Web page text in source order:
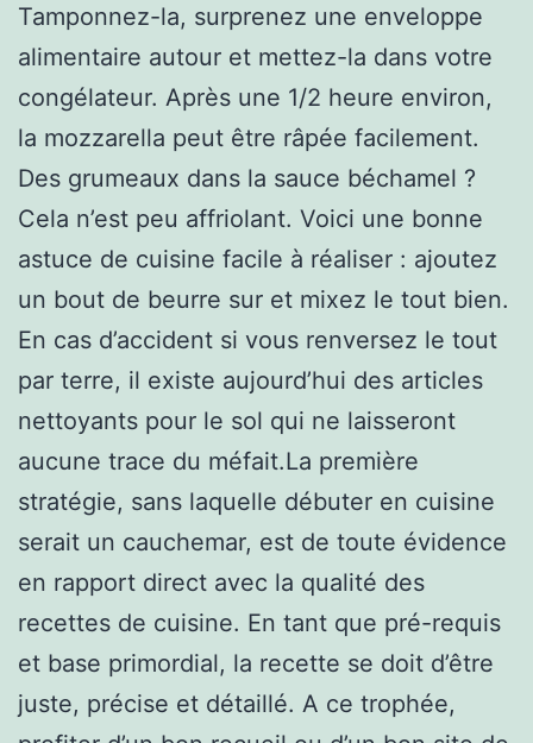
Tamponnez-la, surprenez une enveloppe
alimentaire autour et mettez-la dans votre
congélateur. Après une 1/2 heure environ,
la mozzarella peut être râpée facilement.
Des grumeaux dans la sauce béchamel ?
Cela n’est peu affriolant. Voici une bonne
astuce de cuisine facile à réaliser : ajoutez
un bout de beurre sur et mixez le tout bien.
En cas d’accident si vous renversez le tout
par terre, il existe aujourd’hui des articles
nettoyants pour le sol qui ne laisseront
aucune trace du méfait.La première
stratégie, sans laquelle débuter en cuisine
serait un cauchemar, est de toute évidence
en rapport direct avec la qualité des
recettes de cuisine. En tant que pré-requis
et base primordial, la recette se doit d’être
juste, précise et détaillé. A ce trophée,